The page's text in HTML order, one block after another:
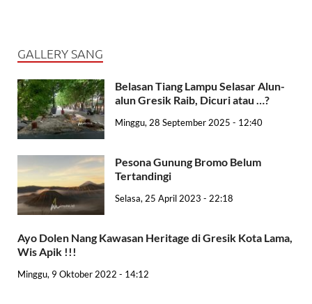
GALLERY SANG
Belasan Tiang Lampu Selasar Alun-
alun Gresik Raib, Dicuri atau …?
Minggu, 28 September 2025 - 12:40
Pesona Gunung Bromo Belum
Tertandingi
Selasa, 25 April 2023 - 22:18
Ayo Dolen Nang Kawasan Heritage di Gresik Kota Lama,
Wis Apik !!!
Minggu, 9 Oktober 2022 - 14:12